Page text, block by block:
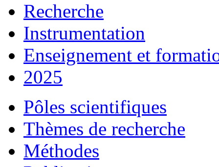
Recherche
Instrumentation
Enseignement et
2025
Pôles scientifiques
Thèmes de recherche
Méthodes